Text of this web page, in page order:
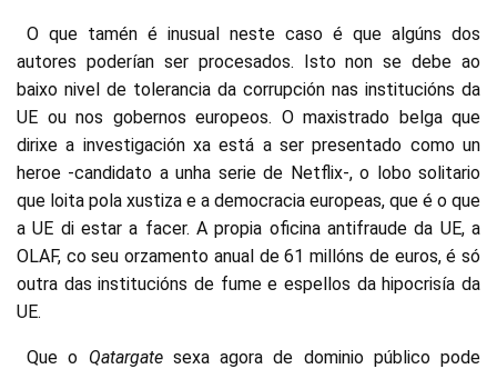
O que tamén é inusual neste caso é que algúns dos
autores poderían ser procesados. Isto non se debe ao
baixo nivel de tolerancia da corrupción nas institucións da
UE ou nos gobernos europeos. O maxistrado belga que
dirixe a investigación xa está a ser presentado como un
heroe -candidato a unha serie de Netflix-, o lobo solitario
que loita pola xustiza e a democracia europeas, que é o que
a UE di estar a facer. A propia oficina antifraude da UE, a
OLAF, co seu orzamento anual de 61 millóns de euros, é só
outra das institucións de fume e espellos da hipocrisía da
UE.
Que o Qatargatesexa agora de dominio público pode